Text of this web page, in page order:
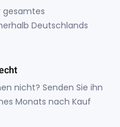
gesamtes
Deutschlands
nicht? Senden Sie ihn
Monats nach Kauf